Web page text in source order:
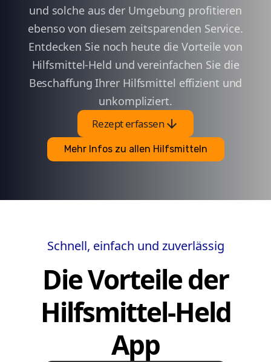
und solche aus der Umgebung profitieren
ebenso von diesem zeitsparenden Service.
Entdecken Sie noch heute die Vorteile von
Hilfsmittel-Held und vereinfachen Sie die
Beschaffung Ihrer Hilfsmittel effizient und
unkompliziert.
Rezept erfassenarrow_downward
Mehr Infos zu allen Hilfsmitteln
Schnell, einfach und zuverlässig
Die Vorteile der
Hilfsmittel-Held
App